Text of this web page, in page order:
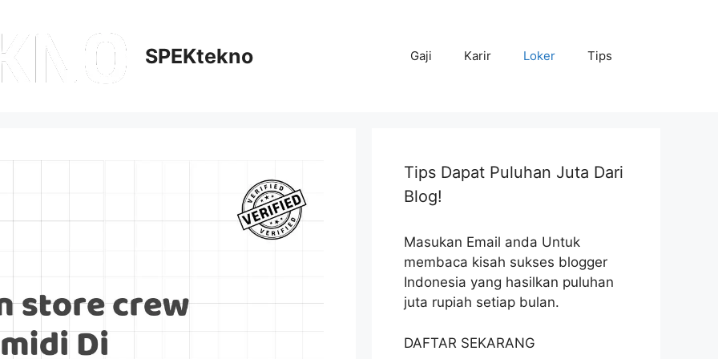
SPEKtekno Gaji Karir Loker Tips
Tips Dapat Puluhan Juta Dari
Blog!
Masukan Email anda Untuk
membaca kisah sukses blogger
Indonesia yang hasilkan puluhan
juta rupiah setiap bulan.
DAFTAR SEKARANG